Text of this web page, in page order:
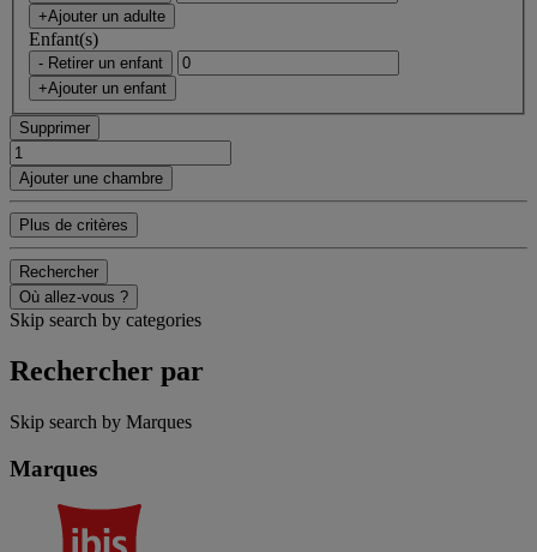
+Ajouter un adulte
Enfant(s)
- Retirer un enfant
+Ajouter un enfant
Supprimer
Ajouter une chambre
Plus de critères
Rechercher
Où allez-vous ?
Skip search by categories
Rechercher par
Skip search by Marques
Marques